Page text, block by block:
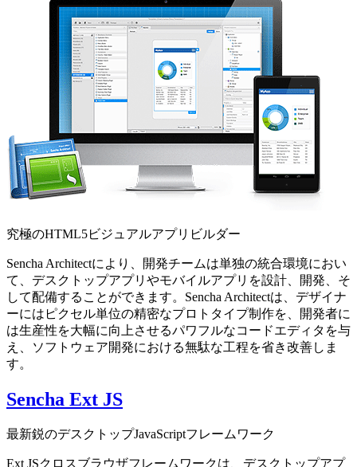
究極のHTML5ビジュアルアプリビルダー
Sencha Architectにより、開発チームは単独の統合環境におい
て、デスクトップアプリやモバイルアプリを設計、開発、そ
して配備することができます。Sencha Architectは、デザイナ
ーにはピクセル単位の精密なプロトタイプ制作を、開発者に
は生産性を大幅に向上させるパワフルなコードエディタを与
え、ソフトウェア開発における無駄な工程を省き改善しま
す。
Sencha Ext JS
最新鋭のデスクトップJavaScriptフレームワーク
Ext JSクロスブラウザフレームワークは、デスクトップアプ